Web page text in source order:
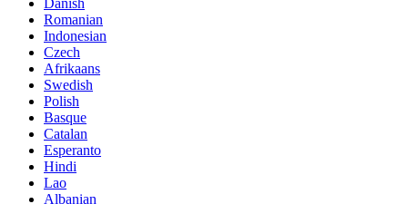
Romanian
Indonesian
Czech
Afrikaans
Swedish
Polish
Basque
Catalan
Esperanto
Hindi
Lao
Albanian